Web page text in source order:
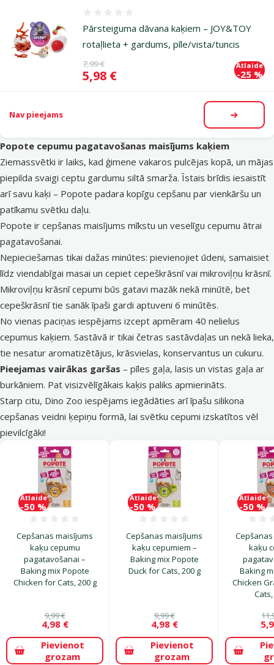
Pārsteiguma dāvana kaķiem – JOY&TOY
rotaļlieta + gardums, pīle/vista/tuncis
Oriģinālā cena
7,99 €
Cena
5,98 €
Atlaide
-25 %
Nav pieejams Apskatīt
Popote cepumu pagatavošanas maisījums kaķiem
Ziemassvētki ir laiks, kad ģimene vakaros pulcējas kopā, un mājas
piepilda svaigi ceptu gardumu siltā smarža. Īstais brīdis iesaistīt
arī savu kaķi – Popote padara kopīgu cepšanu par vienkāršu un
patīkamu svētku daļu.
Popote ir cepšanas maisījums mīkstu un veselīgu cepumu ātrai
pagatavošanai.
Nepieciešamas tikai dažas minūtes: pievienojiet ūdeni, samaisiet
līdz viendabīgai masai un cepiet cepeškrāsnī vai mikroviļņu krāsnī.
Mikroviļņu krāsnī cepumi būs gatavi mazāk nekā minūtē, bet
cepeškrāsnī tie sanāk īpaši gardi aptuveni 6 minūtēs.
No vienas paciņas iespējams izcept apmēram 40 nelielus
cepumus kaķiem. Sastāvā ir tikai četras sastāvdaļas un nekā lieka,
tie nesatur aromatizētājus, krāsvielas, konservantus un cukuru.
Pieejamas vairākas garšas – pīles gaļa, lasis un vistas gaļa ar
burkāniem. Pat visizvēlīgākais kaķis paliks apmierināts.
Starp citu, Dino Zoo iespējams iegādāties arī īpašu silikona
cepšanas veidni ķepiņu formā, lai svētku cepumi izskatītos vēl
pievilcīgāki!
Cepšanas maisījums
kaķu cepumu
pagatavošanai –
Baking mix Popote
Chicken for Cats, 200 g
9,99 €
4,98 €
Atlaide
-50 %
Pievienot
grozam
Cepšanas maisījums
kaķu cepumiem –
Baking mix Popote
Duck for Cats, 200 g
9,99 €
4,98 €
Atlaide
-50 %
Pievienot
grozam
kaķu
Baking
Chicken
Atlaide
-50 %